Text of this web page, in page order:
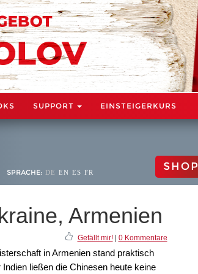
SUPPORT EINSTEIGERKURS
SPRACHE: DE EN ES FR SHOP
Armenien
Gefällt mir!| 0 Kommentare
in Armenien stand praktisch
ließen die Chinesen heute keine